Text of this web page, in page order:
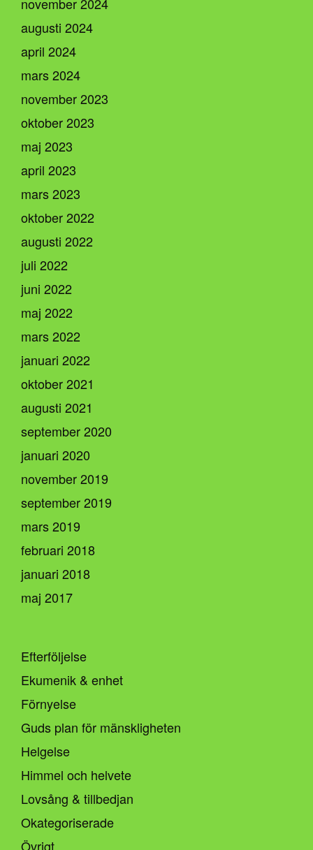
augusti 2024
april 2024
mars 2024
november 2023
oktober 2023
maj 2023
april 2023
mars 2023
oktober 2022
augusti 2022
juli 2022
juni 2022
maj 2022
mars 2022
januari 2022
oktober 2021
augusti 2021
september 2020
januari 2020
november 2019
september 2019
mars 2019
februari 2018
januari 2018
maj 2017
Efterföljelse
Ekumenik & enhet
Förnyelse
Guds plan för mänskligheten
Helgelse
Himmel och helvete
Lovsång & tillbedjan
Okategoriserade
Övrigt